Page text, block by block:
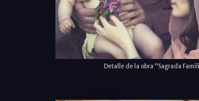
Detalle de la obra “Sagrada